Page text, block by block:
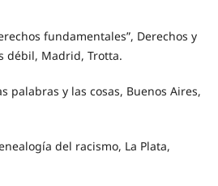
fundamentales”, Derechos y
débil, Madrid, Trotta.
palabras y las cosas, Buenos Aires,
del racismo, La Plata,